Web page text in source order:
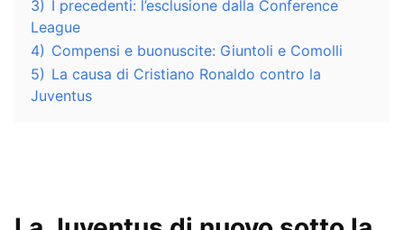
3) I precedenti: l’esclusione dalla Conference
League
4) Compensi e buonuscite: Giuntoli e Comolli
5) La causa di Cristiano Ronaldo contro la
Juventus